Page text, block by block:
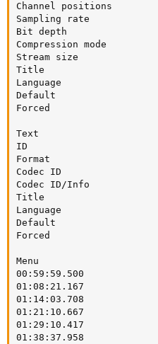
Channel positions
Sampling rate
Bit depth
Compression mode
Stream size
Title
Language
Default
Forced
Text
ID
Format
Codec ID
Codec ID/Info
Title
Language
Default
Forced
Menu
00:59:59.500
01:08:21.167
01:14:03.708
01:21:10.667
01:29:10.417
01:38:37.958